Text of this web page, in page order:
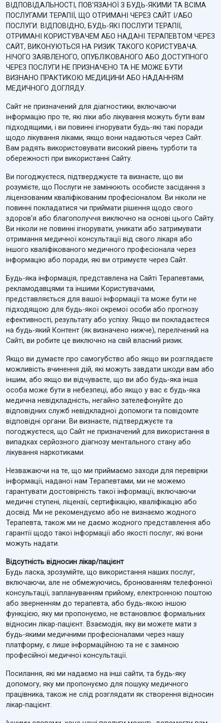
ВІДПОВІДАЛЬНОСТІ, ПОВ'ЯЗАНОЇ З БУДЬ-ЯКИМИ ТА ВСІМА
ПОСЛУГАМИ ТЕРАПІЇ, ЩО ОТРИМАНІ ЧЕРЕЗ САЙТ І/АБО
ПОСЛУГИ. ВІДПОВІДНО, БУДЬ-ЯКІ ПОСЛУГИ ТЕРАПІЇ,
ОТРИМАНІ КОРИСТУВАЧЕМ АБО НАДАНІ ТЕРАПЕВТОМ ЧЕРЕЗ
САЙТ, ВИКОНУЮТЬСЯ НА РИЗИК ТАКОГО КОРИСТУВАЧА.
НІЧОГО ЗАЯВЛЕНОГО, ОПУБЛІКОВАНОГО АБО ДОСТУПНОГО
ЧЕРЕЗ ПОСЛУГИ НЕ ПРИЗНАЧЕНО ТА НЕ МОЖЕ БУТИ
ВИЗНАНО ПРАКТИКОЮ МЕДИЦИНИ АБО НАДАННЯМ
МЕДИЧНОГО ДОГЛЯДУ.
Сайт не призначений для діагностики, включаючи
інформацію про те, які ліки або лікування можуть бути вам
підходящими, і ви повинні ігнорувати будь-які такі поради
щодо лікування ліками, якщо вони надаються через Сайт.
Вам радять використовувати високий рівень турботи та
обережності при використанні Сайту.
Ви погоджуєтеся, підтверджуєте та визнаєте, що ви
розумієте, що Послуги не замінюють особисте засідання з
ліцензованим кваліфікованим професіоналом. Ви ніколи не
повинні покладатися чи приймати рішення щодо свого
здоров'я або благополуччя виключно на основі цього Сайту.
Ви ніколи не повинні ігнорувати, уникати або затримувати
отримання медичної консультації від свого лікаря або
іншого кваліфікованого медичного професіонала через
інформацію або поради, які ви отримуєте через Сайт.
Будь-яка інформація, представлена на Сайті Терапевтами,
рекламодавцями та іншими Користувачами,
представляється для вашої інформації та може бути не
підходящою для будь-якої окремої особи або прогнозу
ефективності, результату або успіху. Якщо ви покладаєтеся
на будь-який Контент (як визначено нижче), перелічений на
Сайті, ви робите це виключно на свій власний ризик.
Якщо ви думаєте про самогубство або якщо ви розглядаєте
можливість вчинення дій, які можуть завдати шкоди вам або
іншим, або якщо ви відчуваєте, що ви або будь-яка інша
особа може бути в небезпеці, або якщо у вас є будь-яка
медична невідкладність, негайно зателефонуйте до
відповідних служб невідкладної допомоги та повідомте
відповідні органи. Ви визнаєте, підтверджуєте та
погоджуєтеся, що Сайт не призначений для використання в
випадках серйозного діагнозу ментального стану або
лікування наркотиками.
Незважаючи на те, що ми приймаємо заходи для перевірки
інформації, наданої нам Терапевтами, ми не можемо
гарантувати достовірність такої інформації, включаючи
медичні ступені, ліцензії, сертифікацію, кваліфікацію або
досвід. Ми не рекомендуємо або не визнаємо жодного
Терапевта, також ми не даємо жодного представлення або
гарантії щодо такої інформації або якості послуг, які вони
можуть надати.
Відсутність відносин лікар/пацієнт
Будь ласка, зрозумійте, що використання наших послуг,
включаючи, але не обмежуючись, бронюванням телефонної
консультації, заплануванням прийому, електронною поштою
або зверненням до терапевта, або будь-якою іншою
функцією, яку ми пропонуємо, не встановлює формальних
відносин лікар-пацієнт. Взаємодія, яку ви можете мати з
будь-якими медичними професіоналами через нашу
платформу, є лише інформаційною та не є заміною
професійної медичної консультації.
Посилання, які ми надаємо на інші сайти, та будь-яку
допомогу, яку ми пропонуємо для пошуку медичного
працівника, також не слід розглядати як створення відносин
лікар-пацієнт.